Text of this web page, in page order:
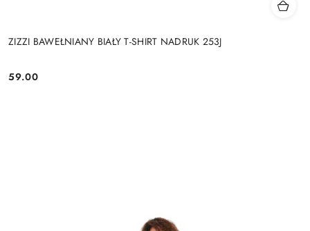
ZIZZI BAWEŁNIANY BIAŁY T-SHIRT NADRUK 253J
Cena:
59.00